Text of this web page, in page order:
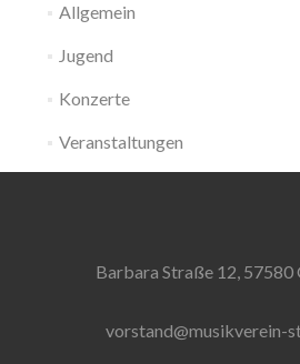
Allgemein
Jugend
Konzerte
Veranstaltungen
Barbara Straße 12, 57580
vorstand@musikverein-